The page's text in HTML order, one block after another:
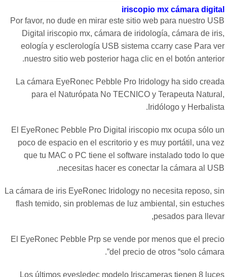
iriscopio mx cámara
Por favor, no dude en mirar este sitio web para nuestro
Digital iriscopio mx, cámara de iridología, cámara de
eología y esclerología USB sistema ccarry case Para
nuestro sitio web posterior haga clic en el botón
La cámara EyeRonec Pebble Pro Iridology ha sido
para el Naturópata No TECNICO y Terapeuta
Iridólogo y
El EyeRonec Pebble Pro Digital iriscopio mx ocupa sólo
poco de espacio en el escritorio y es muy portátil, una
que tu MAC o PC tiene el software instalado todo lo
necesitas hacer es conectar la cámara al
La cámara de iris EyeRonec Iridology no necesita reposo,
flash temido, sin problemas de luz ambiental, sin
pesados para
El EyeRonec Pebble Prp se vende por menos que el
del precio de otros“solo
”.
Los últimos eyesledec modelo Iriscameras tienen 8